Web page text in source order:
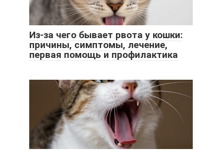
Из-за чего бывает рвота у кошки:
причины, симптомы, лечение,
первая помощь и профилактика